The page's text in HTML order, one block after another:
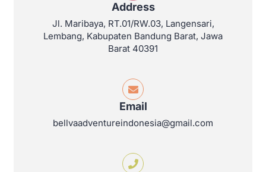
Address
Jl. Maribaya, RT.01/RW.03, Langensari,
Lembang, Kabupaten Bandung Barat, Jawa
Barat 40391
Email
bellvaadventureindonesia@gmail.com